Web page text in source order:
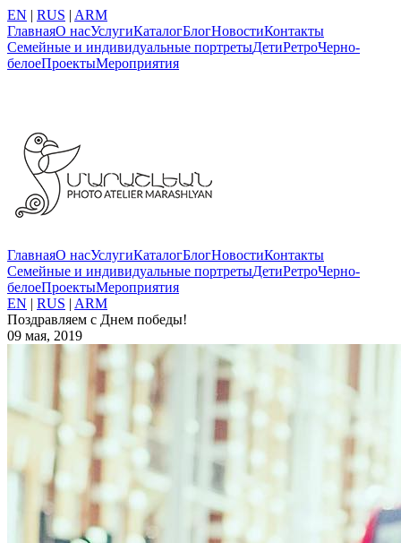
EN | RUS | ARM
ГлавнаяО насУслугиКаталогБлогНовостиКонтакты
Семейные и индивидуальные портретыДетиРетроЧерно-
белоеПроектыМероприятия
ГлавнаяО насУслугиКаталогБлогНовостиКонтакты
Семейные и индивидуальные портретыДетиРетроЧерно-
белоеПроектыМероприятия
EN | RUS | ARM
Поздравляем с Днем победы!
09 мая, 2019